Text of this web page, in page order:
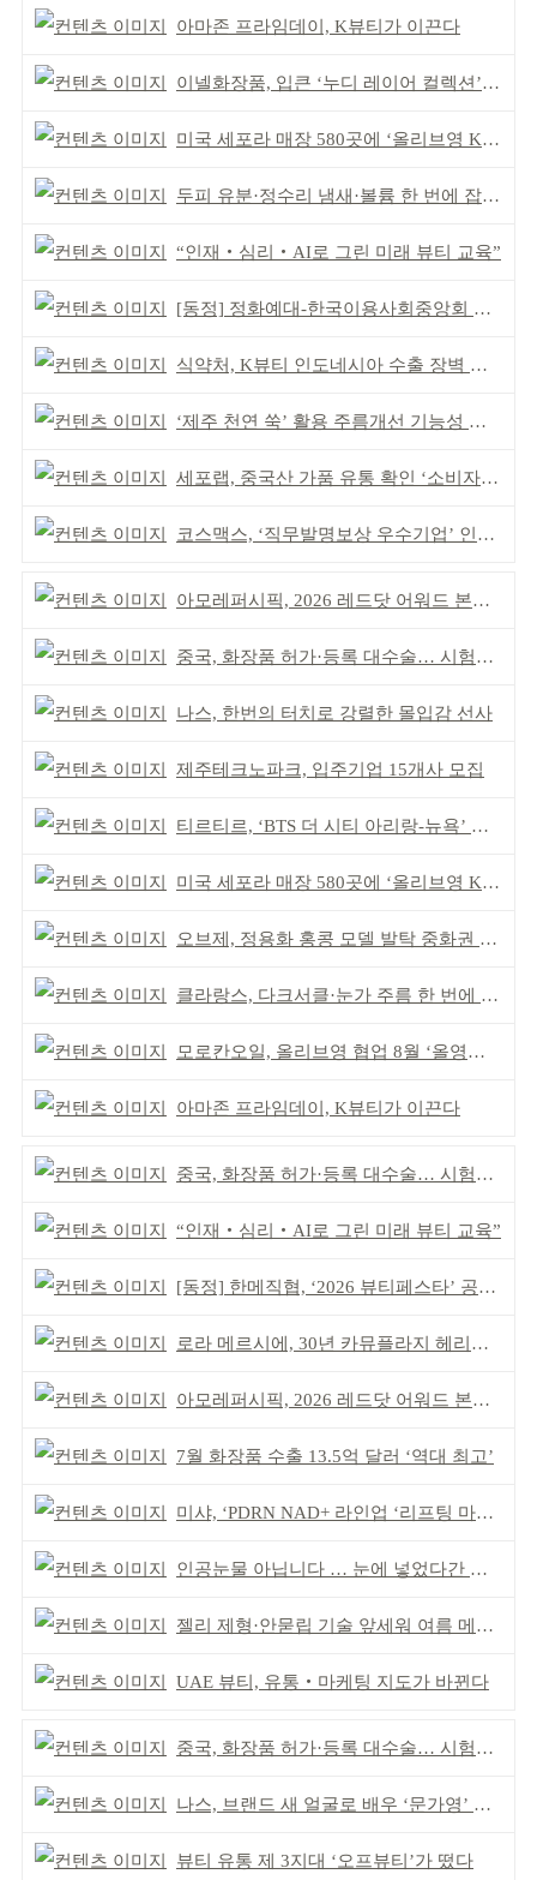
아마존 프라임데이, K뷰티가 이끈다
이넬화장품, 입큰 ‘누디 레이어 컬렉션’ 출시
미국 세포라 매장 580곳에 ‘올리브영 K뷰티에딧’ 론칭
두피 유분·정수리 냄새·볼륨 한 번에 잡는다
“인재‧심리‧AI로 그린 미래 뷰티 교육”
[동정] 정화예대-한국이용사회중앙회 업무협약
식약처, K뷰티 인도네시아 수출 장벽 완화 성과
‘제주 천연 쑥’ 활용 주름개선 기능성 식약처 심사 통과
세포랩, 중국산 가품 유통 확인 ‘소비자 주의’ 당부
코스맥스, ‘직무발명보상 우수기업’ 인증 획득 IP 경영 강화
아모레퍼시픽, 2026 레드닷 어워드 본상 2개 수상
중국, 화장품 허가·등록 대수술… 시험자료 공용 허용
나스, 한번의 터치로 강렬한 몰입감 선사
제주테크노파크, 입주기업 15개사 모집
티르티르, ‘BTS 더 시티 아리랑-뉴욕’ 참여
미국 세포라 매장 580곳에 ‘올리브영 K뷰티에딧’ 론칭
오브제, 정용화 홍콩 모델 발탁 중화권 공략 강화
클라랑스, 다크서클·눈가 주름 한 번에 더블 케어
모로칸오일, 올리브영 협업 8월 ‘올영픽’ 선정
아마존 프라임데이, K뷰티가 이끈다
중국, 화장품 허가·등록 대수술… 시험자료 공용 허용
“인재‧심리‧AI로 그린 미래 뷰티 교육”
[동정] 한메직협, ‘2026 뷰티페스타’ 공동 주최
로라 메르시에, 30년 카뮤플라지 헤리티지 담아
아모레퍼시픽, 2026 레드닷 어워드 본상 2개 수상
7월 화장품 수출 13.5억 달러 ‘역대 최고’
미샤, ‘PDRN NAD+ 라인업 ‘리프팅 마스크’ 출시
인공눈물 아닙니다 … 눈에 넣었다간 각막 손상
젤리 제형·안묻립 기술 앞세워 여름 메이크업 시장 공략
UAE 뷰티, 유통‧마케팅 지도가 바뀐다
중국, 화장품 허가·등록 대수술… 시험자료 공용 허용
나스, 브랜드 새 얼굴로 배우 ‘문가영’ 발탁
뷰티 유통 제 3지대 ‘오프뷰티’가 떴다